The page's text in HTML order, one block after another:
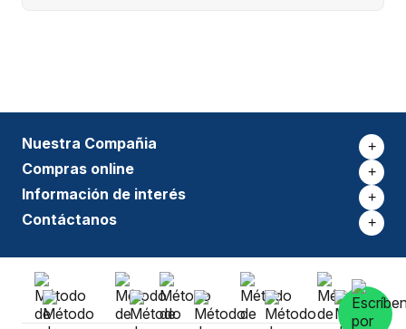
Nuestra Compañia +
Compras online +
Información de interés +
Contáctanos +